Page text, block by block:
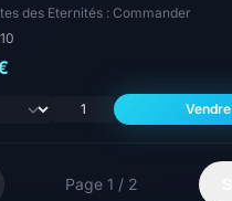
des Eternités : Commander
Vendre
Page 1 / 2